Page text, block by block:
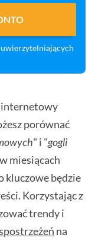
internetowy
porównać
" i "gogli
miesiącach
kluczowe będzie
Korzystając z
trendy i
na